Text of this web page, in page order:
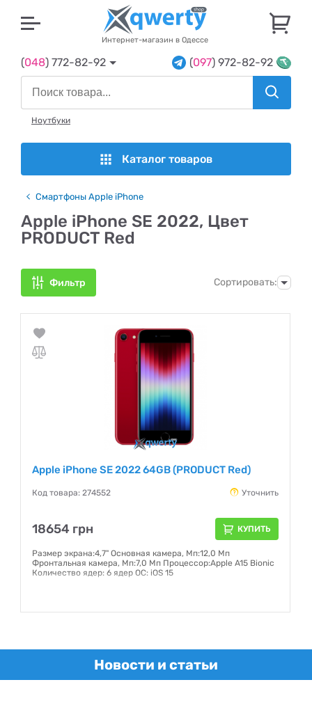
Интернет-магазин в Одессе
(048) 772-82-92 (097) 972-82-92
Ноутбуки
Каталог товаров
Смартфоны Apple iPhone
Apple iPhone SE 2022, Цвет
PRODUCT Red
Фильтр Сортировать:
Apple iPhone SE 2022 64GB (PRODUCT Red)
Код товара: 274552 Уточнить
18654 грн КУПИТЬ
Размер экрана:4,7" Основная камера, Мп:12,0 Мп
Фронтальная камера, Мп:7,0 Мп Процессор:Apple A15 Bionic
Количество ядер: 6 ядер ОС: iOS 15
Новости и статьи